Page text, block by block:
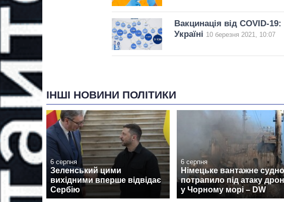
Вакцинація від COVID-
Україні 10 березня 2021, 10:07
ІНШІ НОВИНИ ПОЛІТИКИ
6 серпня
Зеленський цими
вихідними вперше відвідає
Сербію
6 серпня
Німецьке вантажне судно
потрапило під атаку
у Чорному морі – DW